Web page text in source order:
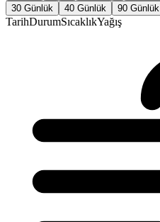
30 Günlük
40 Günlük 90 Günlük
TarihDurumSıcaklıkYağış